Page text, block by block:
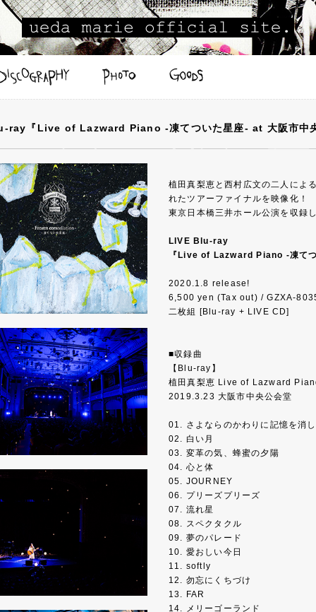
ray『Live of Lazward Piano -凍てついた星座- at 大阪市中央
植田真梨恵と西村広文の二人によ
れたツアーファイナルを映像化！
東京日本橋三井ホール公演を収録
LIVE Blu-ray
『Live of Lazward Piano -凍て
2020.1.8 release!
6,500 yen (Tax out) / GZXA-
二枚組 [Blu-ray + LIVE CD]
■収録曲
【Blu-ray】
植田真梨恵 Live of Lazward
2019.3.23 大阪市中央公会堂
01. さよならのかわりに記憶を消
02. 白い月
03. 変革の気、蜂蜜の夕陽
04. 心と体
05. JOURNEY
06. プリーズプリーズ
07. 流れ星
08. スペクタクル
09. 夢のパレード
10. 愛おしい今日
11. softly
12. 勿忘にくちづけ
13. FAR
14. メリーゴーランド